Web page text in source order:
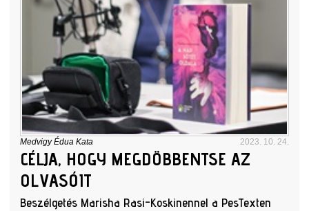
Medvigy Édua Kata 2023. 10. 24.
CÉLJA, HOGY MEGDÖBBENTSE AZ
OLVASÓIT
Beszélgetés Marisha Rasi-Koskinennel a PesTexten